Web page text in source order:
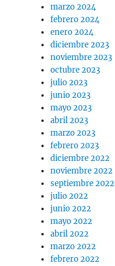
marzo 2024
febrero 2024
enero 2024
diciembre 2023
noviembre 2023
octubre 2023
julio 2023
junio 2023
mayo 2023
abril 2023
marzo 2023
febrero 2023
diciembre 2022
noviembre 2022
septiembre 2022
julio 2022
junio 2022
mayo 2022
abril 2022
marzo 2022
febrero 2022